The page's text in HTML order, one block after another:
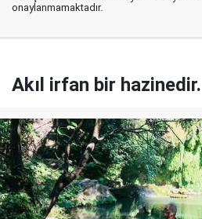
onaylanmamaktadır.
Akıl irfan bir hazinedir.